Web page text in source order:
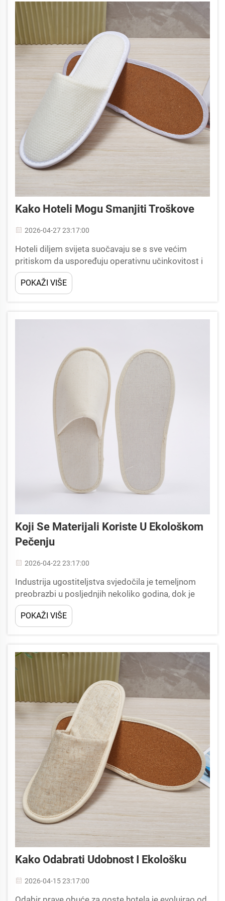
Kako Hoteli Mogu Smanjiti Troškove
2026-04-27 23:17:00
Hoteli diljem svijeta suočavaju se s sve većim
pritiskom da uspoređuju operativnu učinkovitost i
odgovornost prema okolišu, a jedna prilika koju
često zanemaruju leži u izboru ugodnosti za goste.
Prelazak na ekološke hotelske papuče
POKAŽI VIŠE
Koji Se Materijali Koriste U Ekološkom
Pečenju
2026-04-22 23:17:00
Industrija ugostiteljstva svjedočila je temeljnom
preobrazbi u posljednjih nekoliko godina, dok je
svjesnost o okolišu promijenila očekivanja gostiju i
operativne standarde. Među mnogim kontaktnim
točkama gdje je održivost važna, ekološki
POKAŽI VIŠE
Kako Odabrati Udobnost I Ekološku
2026-04-15 23:17:00